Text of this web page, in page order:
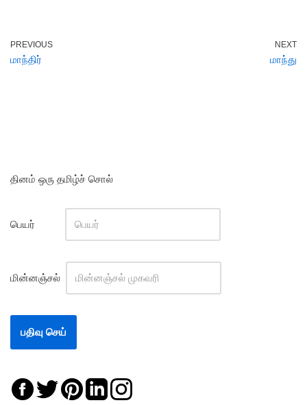
PREVIOUS
மாந்திர்
NEXT
மாந்து
தினம் ஒரு தமிழ்ச் சொல்
பெயர்
மின்னஞ்சல்